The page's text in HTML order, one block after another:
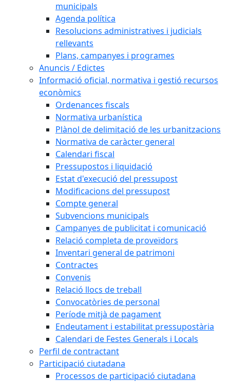
municipals
Agenda política
Resolucions administratives i judicials
rellevants
Plans, campanyes i programes
Anuncis / Edictes
Informació oficial, normativa i gestió recursos
econòmics
Ordenances fiscals
Normativa urbanística
Plànol de delimitació de les urbanitzacions
Normativa de caràcter general
Calendari fiscal
Pressupostos i liquidació
Estat d'execució del pressupost
Modificacions del pressupost
Compte general
Subvencions municipals
Campanyes de publicitat i comunicació
Relació completa de proveïdors
Inventari general de patrimoni
Contractes
Convenis
Relació llocs de treball
Convocatòries de personal
Període mitjà de pagament
Endeutament i estabilitat pressupostària
Calendari de Festes Generals i Locals
Perfil de contractant
Participació ciutadana
Processos de participació ciutadana